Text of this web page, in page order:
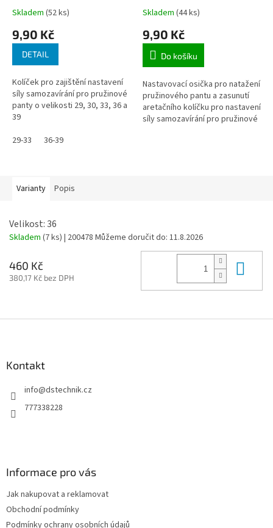
prožinové panty
Skladem (52 ks)
9,90 Kč
DETAIL
Kolíček pro zajištění nastavení
síly samozavírání pro pružinové
panty o velikosti 29, 30, 33, 36 a
39
29-33
36-39
ocelová tyčka pro
nastavení síly
samozavíracího pantu
Skladem (44 ks)
9,90 Kč
Do košíku
Nastavovací osička pro natažení
pružinového pantu a zasunutí
aretačního kolíčku pro nastavení
síly samozavírání pro pružinové
Varianty Popis
Velikost: 36
Skladem (7 ks) | 200478 Můžeme doručit do: 11.8.2026
460 Kč
380,17 Kč bez DPH
Kontakt
info@dstechnik.cz
777338228
Informace pro vás
Jak nakupovat a reklamovat
Obchodní podmínky
Podmínky ochrany osobních údajů